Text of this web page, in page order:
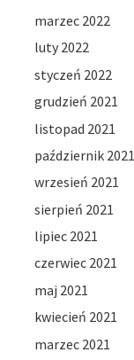
marzec 2022
luty 2022
styczeń 2022
grudzień 2021
listopad 2021
październik 2021
wrzesień 2021
sierpień 2021
lipiec 2021
czerwiec 2021
maj 2021
kwiecień 2021
marzec 2021